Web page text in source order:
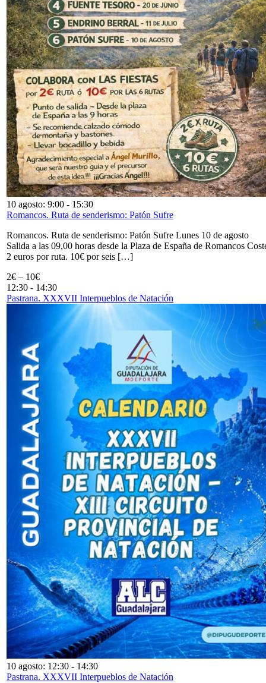
10 agosto: 9:00 - 15:30
Romancos. Ruta de senderismo: Patón Sufre
Romancos. Ruta de senderismo: Patón Sufre Lunes 10 de agosto
Salida a las 09,00 horas desde la Plaza de España de Romancos
2 euros por ruta. 10€ por seis […]
2€ – 10€
12:30 - 14:30
Pastrana. XXXVII Interpueblos de Natación
10 agosto: 12:30 - 14:30
Pastrana. XXXVII Interpueblos de Natación